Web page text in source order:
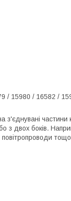
/ 15980 / 16582 /
частини
з двох боків.
повітропроводи